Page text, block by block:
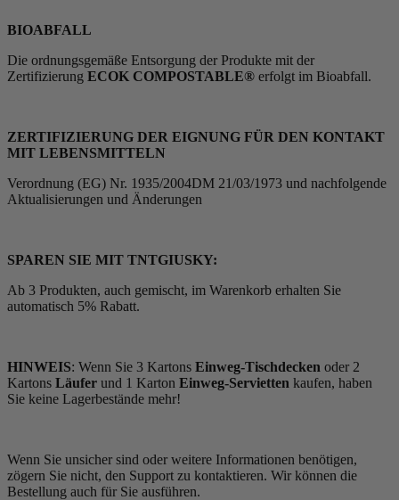
BIOABFALL
Die ordnungsgemäße Entsorgung der Produkte mit der
Zertifizierung ECOK COMPOSTABLE® erfolgt im Bioabfall.
ZERTIFIZIERUNG DER EIGNUNG FÜR DEN KONTAKT
MIT LEBENSMITTELN
Verordnung (EG) Nr. 1935/2004DM 21/03/1973 und nachfolgende
Aktualisierungen und Änderungen
SPAREN SIE MIT TNTGIUSKY:
Ab 3 Produkten, auch gemischt, im Warenkorb erhalten Sie
automatisch 5% Rabatt.
HINWEIS: Wenn Sie 3 Kartons Einweg-Tischdecken oder 2
Kartons Läufer und 1 Karton Einweg-Servietten kaufen, haben
Sie keine Lagerbestände mehr!
Wenn Sie unsicher sind oder weitere Informationen benötigen,
zögern Sie nicht, den Support zu kontaktieren. Wir können die
Bestellung auch für Sie ausführen.